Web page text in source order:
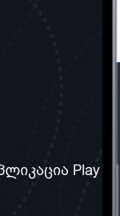
პირობებიPlay